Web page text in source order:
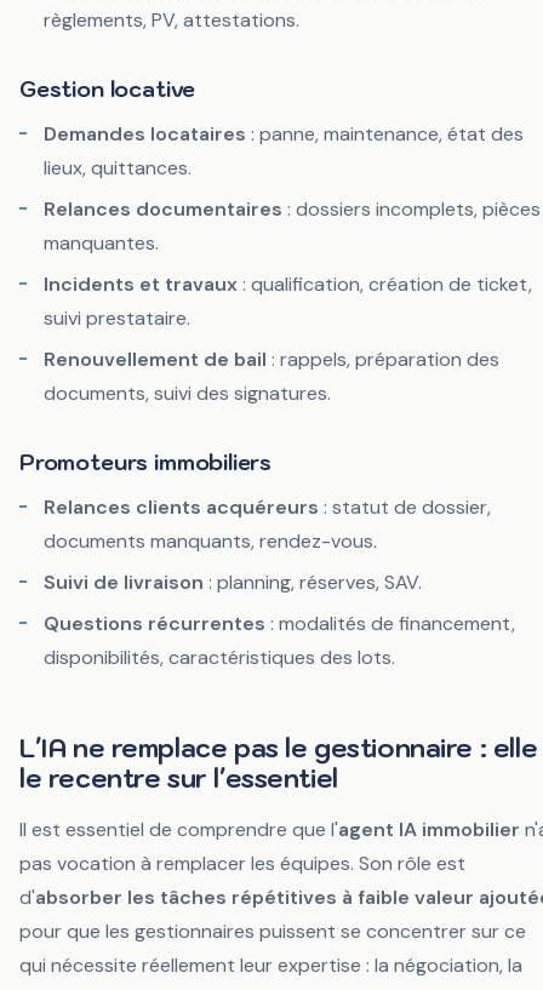
règlements, PV, attestations.
Gestion locative
Demandes locataires : panne, maintenance, état des
lieux, quittances.
Relances documentaires : dossiers incomplets, pièces
manquantes.
Incidents et travaux: qualification, création de ticket,
suivi prestataire.
Renouvellement de bail : rappels, préparation des
documents, suivi des signatures.
Promoteurs immobiliers
Relances clients acquéreurs : statut de dossier,
documents manquants, rendez-vous.
Suivi de livraison : planning, réserves, SAV.
Questions récurrentes : modalités de financement,
disponibilités, caractéristiques des lots.
L'IA ne remplace pas le gestionnaire : elle
le recentre sur l'essentiel
Il est essentiel de comprendre que l'agent IA immobilier
pas vocation à remplacer les équipes. Son rôle est
d'absorber les tâches répétitives à faible valeur
pour que les gestionnaires puissent se concentrer sur ce
qui nécessite réellement leur expertise : la négociation, la